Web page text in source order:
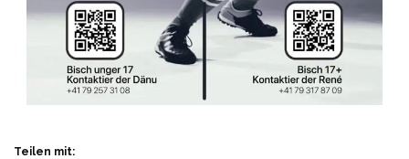
Teilen mit: